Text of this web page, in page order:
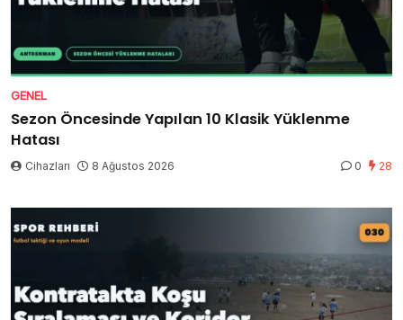
GENEL
Sezon Öncesinde Yapılan 10 Klasik Yüklenme
Hatası
Cihazları 8 Ağustos 2026 0 28